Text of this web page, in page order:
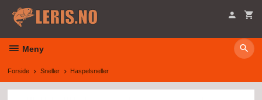
innholdet
Meny
Forside Sneller Haspelsneller